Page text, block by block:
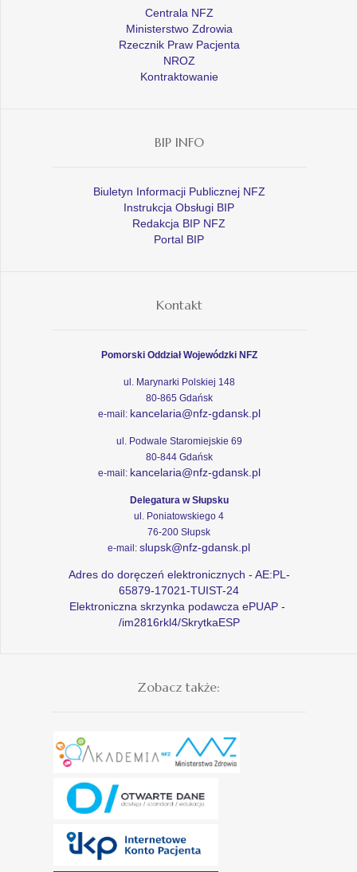
Centrala NFZ
Ministerstwo Zdrowia
Rzecznik Praw Pacjenta
NROZ
Kontraktowanie
BIP INFO
Biuletyn Informacji Publicznej NFZ
Instrukcja Obsługi BIP
Redakcja BIP NFZ
Portal BIP
Kontakt
Pomorski Oddział Wojewódzki NFZ
ul. Marynarki Polskiej 148
80-865 Gdańsk
e-mail: kancelaria@nfz-gdansk.pl
ul. Podwale Staromiejskie 69
80-844 Gdańsk
e-mail: kancelaria@nfz-gdansk.pl
Delegatura w Słupsku
ul. Poniatowskiego 4
76-200 Słupsk
e-mail: slupsk@nfz-gdansk.pl
Adres do doręczeń elektronicznych - AE:PL-
65879-17021-TUIST-24
Elektroniczna skrzynka podawcza ePUAP -
/im2816rkl4/SkrytkaESP
Zobacz także: